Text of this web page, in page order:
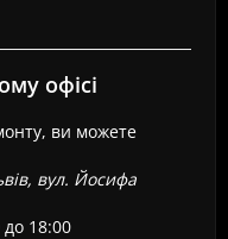
офісі
ви можете
вул. Йосифа
18:00